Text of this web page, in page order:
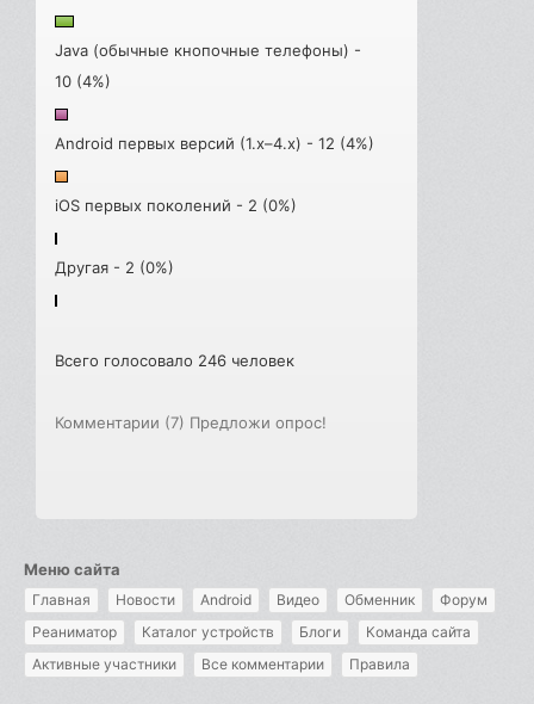
Java (обычные кнопочные телефоны) -
10 (4%)
Android первых версий (1.x–4.x) - 12 (4%)
iOS первых поколений - 2 (0%)
Другая - 2 (0%)
Всего голосовало 246 человек
Комментарии (7) Предложи опрос!
Меню сайта
Главная Новости Android Видео Обменник
Форум
Реаниматор
Каталог устройств Блоги
Команда сайта
Активные участники
Все комментарии Правила